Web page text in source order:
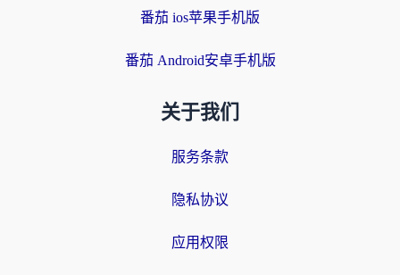
番茄 ios苹果手机版
番茄 Android安卓手机版
关于我们
服务条款
隐私协议
应用权限